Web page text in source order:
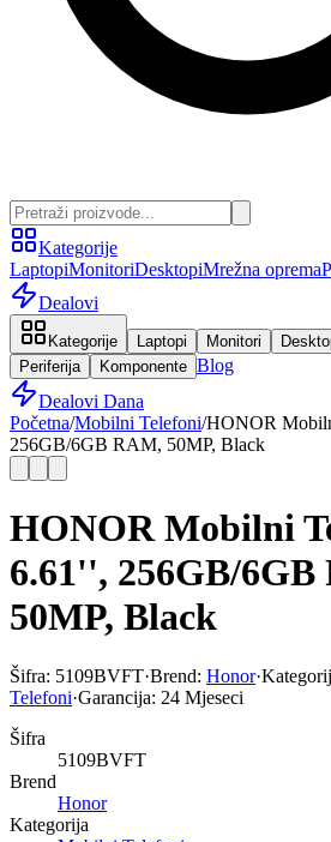
Kategorije
LaptopiMonitoriDesktopiMrežna oprema
Dealovi
Kategorije Laptopi Monitori
Periferija
Komponente Blog
Dealovi Dana
Početna/Mobilni Telefoni/HONOR
256GB/6GB RAM, 50MP, Black
HONOR Mobilni
6.61'', 256GB/6GB
50MP, Black
Šifra: 5109BVFT·Brend: Honor·
Telefoni·Garancija: 24 Mjeseci
Šifra
5109BVFT
Brend
Honor
Kategorija